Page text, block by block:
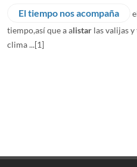
El tiempo nos acompaña
tiempo,así que a alistar las valijas
clima ...[1]